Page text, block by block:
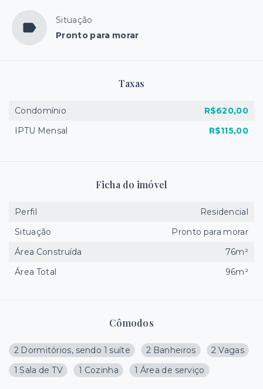
Situação
Pronto para morar
Cômodos
2 Dormitórios, sendo 1 suíte 2 Banheiros
2 Vagas
1 Sala de TV
1 Cozinha 1 Área de serviço
Taxas
Condomínio
R$620,00
IPTU Mensal
R$115,00
Ficha do imóvel
Perfil
Residencial
Situação
Pronto para morar
Área Construída
76m²
Área Total
96m²